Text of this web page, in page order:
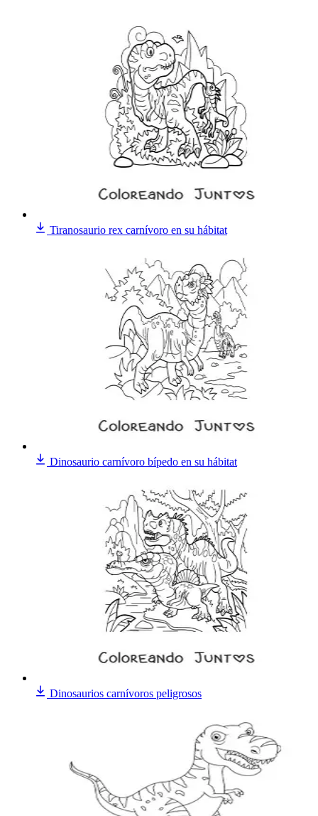
Tiranosaurio rex carnívoro en su hábitat
Dinosaurio carnívoro bípedo en su hábitat
Dinosaurios carnívoros peligrosos